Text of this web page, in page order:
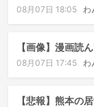
08月07日 18:05 わ
【画像】漫画読
08月07日 17:45 わ
【悲報】熊本の